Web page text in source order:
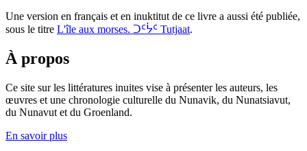
Une version en français et en inuktitut de ce livre a aussi été publiée,
sous le titre L'île aux morses. ᑐᑦᔮᑦ Tutjaat.
À propos
Ce site sur les littératures inuites vise à présenter les auteurs, les
œuvres et une chronologie culturelle du Nunavik, du Nunatsiavut,
du Nunavut et du Groenland.
En savoir plus